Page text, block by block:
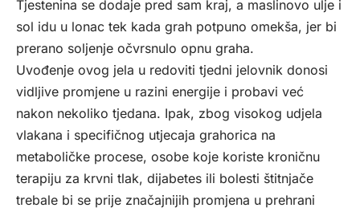
Tjestenina se dodaje pred sam kraj, a maslinovo ulje i
sol idu u lonac tek kada grah potpuno omekša, jer bi
prerano soljenje očvrsnulo opnu graha.
Uvođenje ovog jela u redoviti tjedni jelovnik donosi
vidljive promjene u razini energije i probavi već
nakon nekoliko tjedana. Ipak, zbog visokog udjela
vlakana i specifičnog utjecaja grahorica na
metaboličke procese, osobe koje koriste kroničnu
terapiju za krvni tlak, dijabetes ili bolesti štitnjače
trebale bi se prije značajnijih promjena u prehrani